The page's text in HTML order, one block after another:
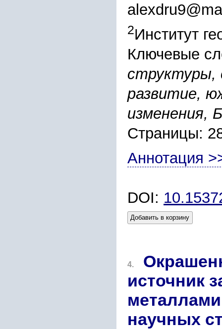
2Институт
Ключевые
структуры,
развитие,
изменения,
Страницы:
Аннотация
DOI:
Добавить в корзину
4.
источник
научных